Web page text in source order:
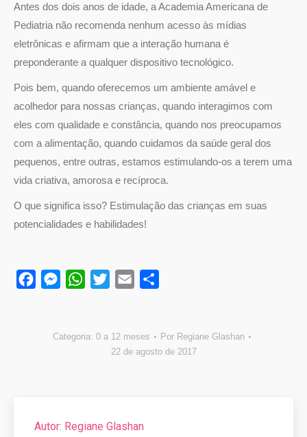
Antes dos dois anos de idade, a Academia Americana de
Pediatria não recomenda nenhum acesso às mídias
eletrônicas e afirmam que a interação humana é
preponderante a qualquer dispositivo tecnológico.
Pois bem, quando oferecemos um ambiente amável e
acolhedor para nossas crianças, quando interagimos com
eles com qualidade e constância, quando nos preocupamos
com a alimentação, quando cuidamos da saúde geral dos
pequenos, entre outras, estamos estimulando-os a terem uma
vida criativa, amorosa e recíproca.
O que significa isso? Estimulação das crianças em suas
potencialidades e habilidades!
FacebookMessengerWhatsApp
Twitter Email
Categoria: 0 a 12 meses Por Regiane Glashan
22 de agosto de 2017
Autor: Regiane Glashan